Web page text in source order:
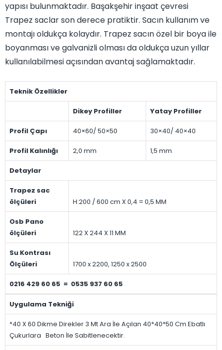
yapısı bulunmaktadır. Başakşehir inşaat çevresi
Trapez saclar son derece pratiktir. Sacın kullanım ve
montajı oldukça kolaydır. Trapez sacın özel bir boya ile
boyanması ve galvanizli olması da oldukça uzun yıllar
kullanılabilmesi açısından avantaj sağlamaktadır.
Teknik Özellikler
Dikey Profiller Yatay Profiller
Profil Çapı 40×60/ 50×50 30×40/ 40×40
Profil Kalınlığı 2,0 mm 1,5 mm
Detaylar
Trapez sac
ölçüleri
H:200 / 600 cm X 0,4 = 0,5 MM
Osb Pano
ölçüleri
122 X 244 X 11 MM
Su Kontrası
Ölçüleri
1700 x 2200, 1250 x 2500
0216 429 60 65 = 0535 937 60 65
Uygulama Tekniği
*40 X 60 Dikme Direkler 3 Mt Ara İle Açılan 40*40*50 Cm Ebatlı
Çukurlara Beton İle Sabitlenecektir.